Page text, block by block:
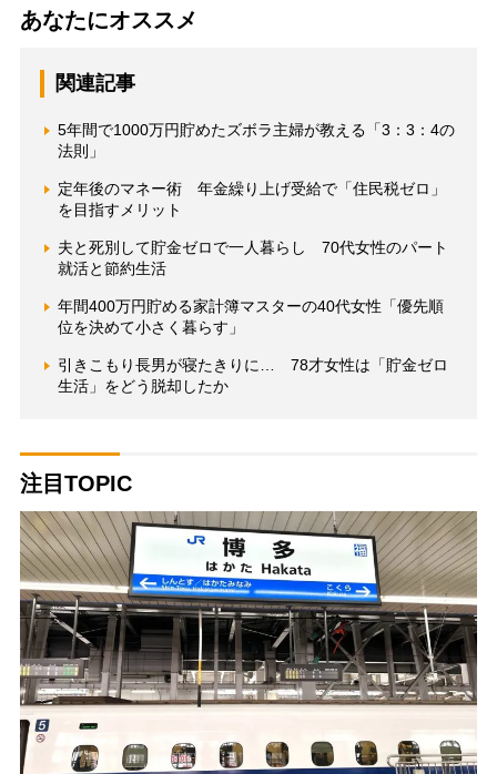
あなたにオススメ
関連記事
5年間で1000万円貯めたズボラ主婦が教える「3：3：4の
法則」
定年後のマネー術 年金繰り上げ受給で「住民税ゼロ」
を目指すメリット
夫と死別して貯金ゼロで一人暮らし 70代女性のパート
就活と節約生活
年間400万円貯める家計簿マスターの40代女性「優先順
位を決めて小さく暮らす」
引きこもり長男が寝たきりに… 78才女性は「貯金ゼロ
生活」をどう脱却したか
注目TOPIC